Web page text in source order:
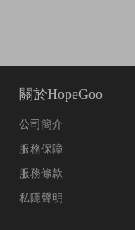
關於HopeGoo
公司簡介
服務保障
服務條款
私隱聲明